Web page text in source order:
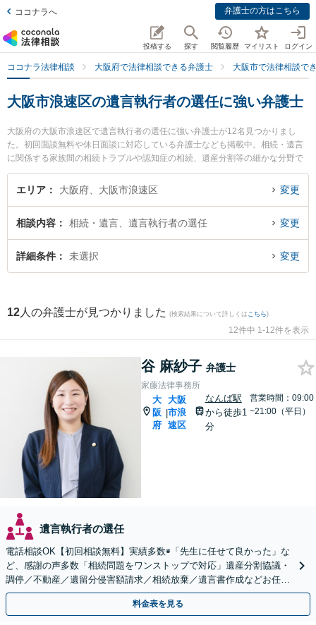
ココナラへ 弁護士の方はこちら
投稿する 探す 閲覧履歴 マイリスト ログイン
ココナラ法律相談 大阪府で法律相談できる弁護士 大阪市で法律相談で
大阪市浪速区の遺言執行者の選任に強い弁護士
大阪府の大阪市浪速区で遺言執行者の選任に強い弁護士が12名見つかりまし
た。初回面談無料や休日面談に対応している弁護士なども掲載中。相続・遺言
に関係する家族間の相続トラブルや認知症の相続、遺産分割等の細かな分野で
の絞り込み検索もでき便利です。特に家藤法律事務所の谷 麻紗子弁護士や家藤
法律事務所の家藤 卓也弁護士、弁護士法人植田法律会計の植田 諭弁護士のプロ
たい』『遺言執行者の選任のトラブル解決の実績豊富な近くの弁護士を検索し
たい』『初回相談無料で遺言執行者の選任を法律相談できる大阪市浪速区内の
弁護士に相談予約したい』などでお困りの相談者さんにおすすめです。
エリア 大阪府、大阪市浪速区 変更
相談内容 相続・遺言、遺言執行者の選任 変更
詳細条件 未選択 変更
12 人の弁護士が見つかりました (検索結果について詳しくは こちら)
12件中 1-12件を表示
谷 麻紗子 弁護士
家藤法律事務所
大
阪
府
|
大阪
市浪
速区
なんば駅
から徒歩1
分
営業時間：09:00
~21:00（平日）
遺言執行者の選任
電話相談OK【初回相談無料】実績多数◉「先生に任せて良かった」な
ど、感謝の声多数「相続問題をワンストップで対応」遺産分割協議・
調停／不動産／遺留分侵害額請求／相続放棄／遺言書作成などお任
せ。司法書士・不動産業者などと連携可【休日・夜間対応】
料金表を見る